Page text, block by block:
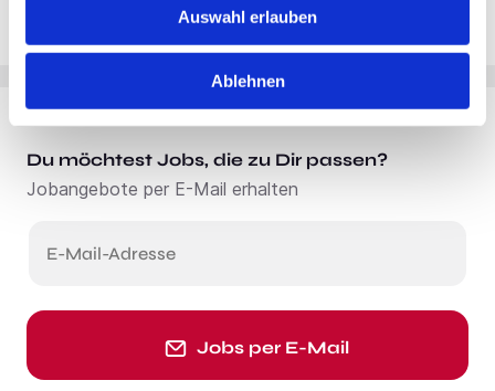
Auswahl erlauben
Ablehnen
Du möchtest Jobs, die zu Dir passen?
Jobangebote per E-Mail erhalten
E-Mail-Adresse
Jobs per E-Mail